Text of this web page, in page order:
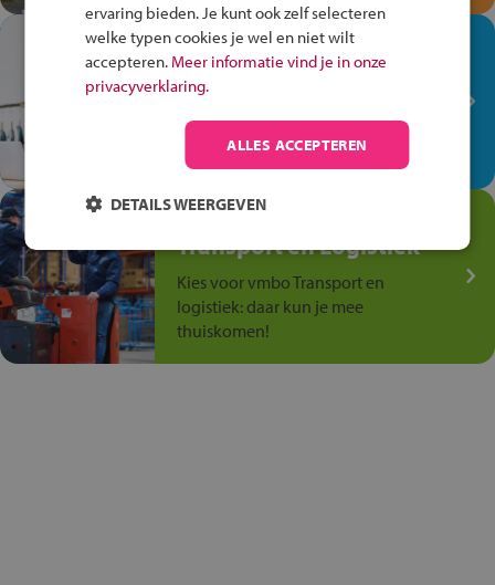
In de winkel ben je op je
plek!
op de winkelvloer, waar elke dag
anders is!
Jouw talent in de
Transport en Logistiek
Kies voor vmbo Transport en
logistiek: daar kun je mee
thuiskomen!
ervaring bieden. Je kunt ook zelf selecteren
welke typen cookies je wel en niet wilt
accepteren. Meer informatie vind je in onze
privacyverklaring.
ALLES ACCEPTEREN
DETAILS WEERGEVEN